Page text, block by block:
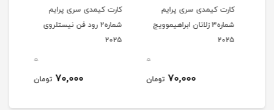
کارت کیمدی سری پرایم
شماره3 زلاتان ابراهیموویچ
2025
0
70,000 تومان
کارت کیمدی سری پرایم
شماره2 رود فن نیستلروی
2025
0
70,000 تومان